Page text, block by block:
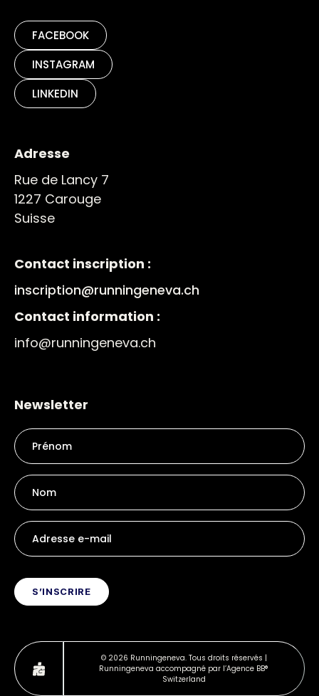
FACEBOOK
INSTAGRAM
LINKEDIN
Adresse
Rue de Lancy 7
1227 Carouge
Suisse
Contact inscription :
inscription@runningeneva.ch
Contact information :
info@runningeneva.ch
Newsletter
© 2026 Runningeneva. Tous droits réservés |
Runningeneva accompagné par l’Agence BB®
Switzerland